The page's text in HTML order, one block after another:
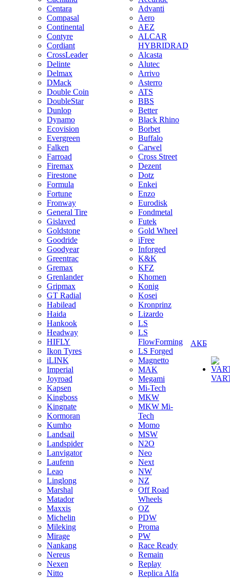
Centara
Compasal
Continental
Contyre
Cordiant
CrossLeader
Delinte
Delmax
DMack
Double Coin
DoubleStar
Dunlop
Dynamo
Ecovision
Evergreen
Falken
Farroad
Firemax
Firestone
Formula
Fortune
Fronway
General Tire
Gislaved
Goldstone
Goodride
Goodyear
Greentrac
Gremax
Grenlander
Gripmax
GT Radial
Habilead
Haida
Hankook
Headway
HIFLY
Ikon Tyres
iLINK
Imperial
Joyroad
Kapsen
Kingboss
Kingnate
Kormoran
Kumho
Landsail
Landspider
Lanvigator
Laufenn
Leao
Linglong
Marshal
Matador
Maxxis
Michelin
Mileking
Mirage
Nankang
Nereus
Nexen
Nitto
Advanti
Aero
AEZ
ALCAR
HYBRIDRAD
Alcasta
Alutec
Arrivo
Asterro
ATS
BBS
Better
Black Rhino
Borbet
Buffalo
Carwel
Cross Street
Dezent
Dotz
Enkei
Enzo
Eurodisk
Fondmetal
Futek
Gold Wheel
iFree
Inforged
K&K
KFZ
Khomen
Konig
Kosei
Kronprinz
Lizardo
LS
LS
FlowForming
LS Forged
Magnetto
MAK
Megami
Mi-Tech
MKW
MKW Mi-
Tech
Momo
MSW
N2O
Neo
Next
NW
NZ
Off Road
Wheels
OZ
PDW
Proma
PW
Race Ready
Remain
Replay
Replica Alfa
АКБ